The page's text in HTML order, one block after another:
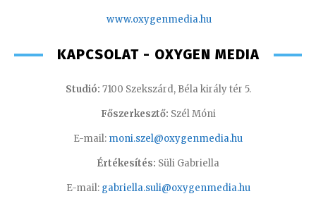
www.oxygenmedia.hu
KAPCSOLAT - OXYGEN MEDIA
Studió: 7100 Szekszárd, Béla király tér 5.
Főszerkesztő: Szél Móni
E-mail: moni.szel@oxygenmedia.hu
Értékesítés: Süli Gabriella
E-mail: gabriella.suli@oxygenmedia.hu